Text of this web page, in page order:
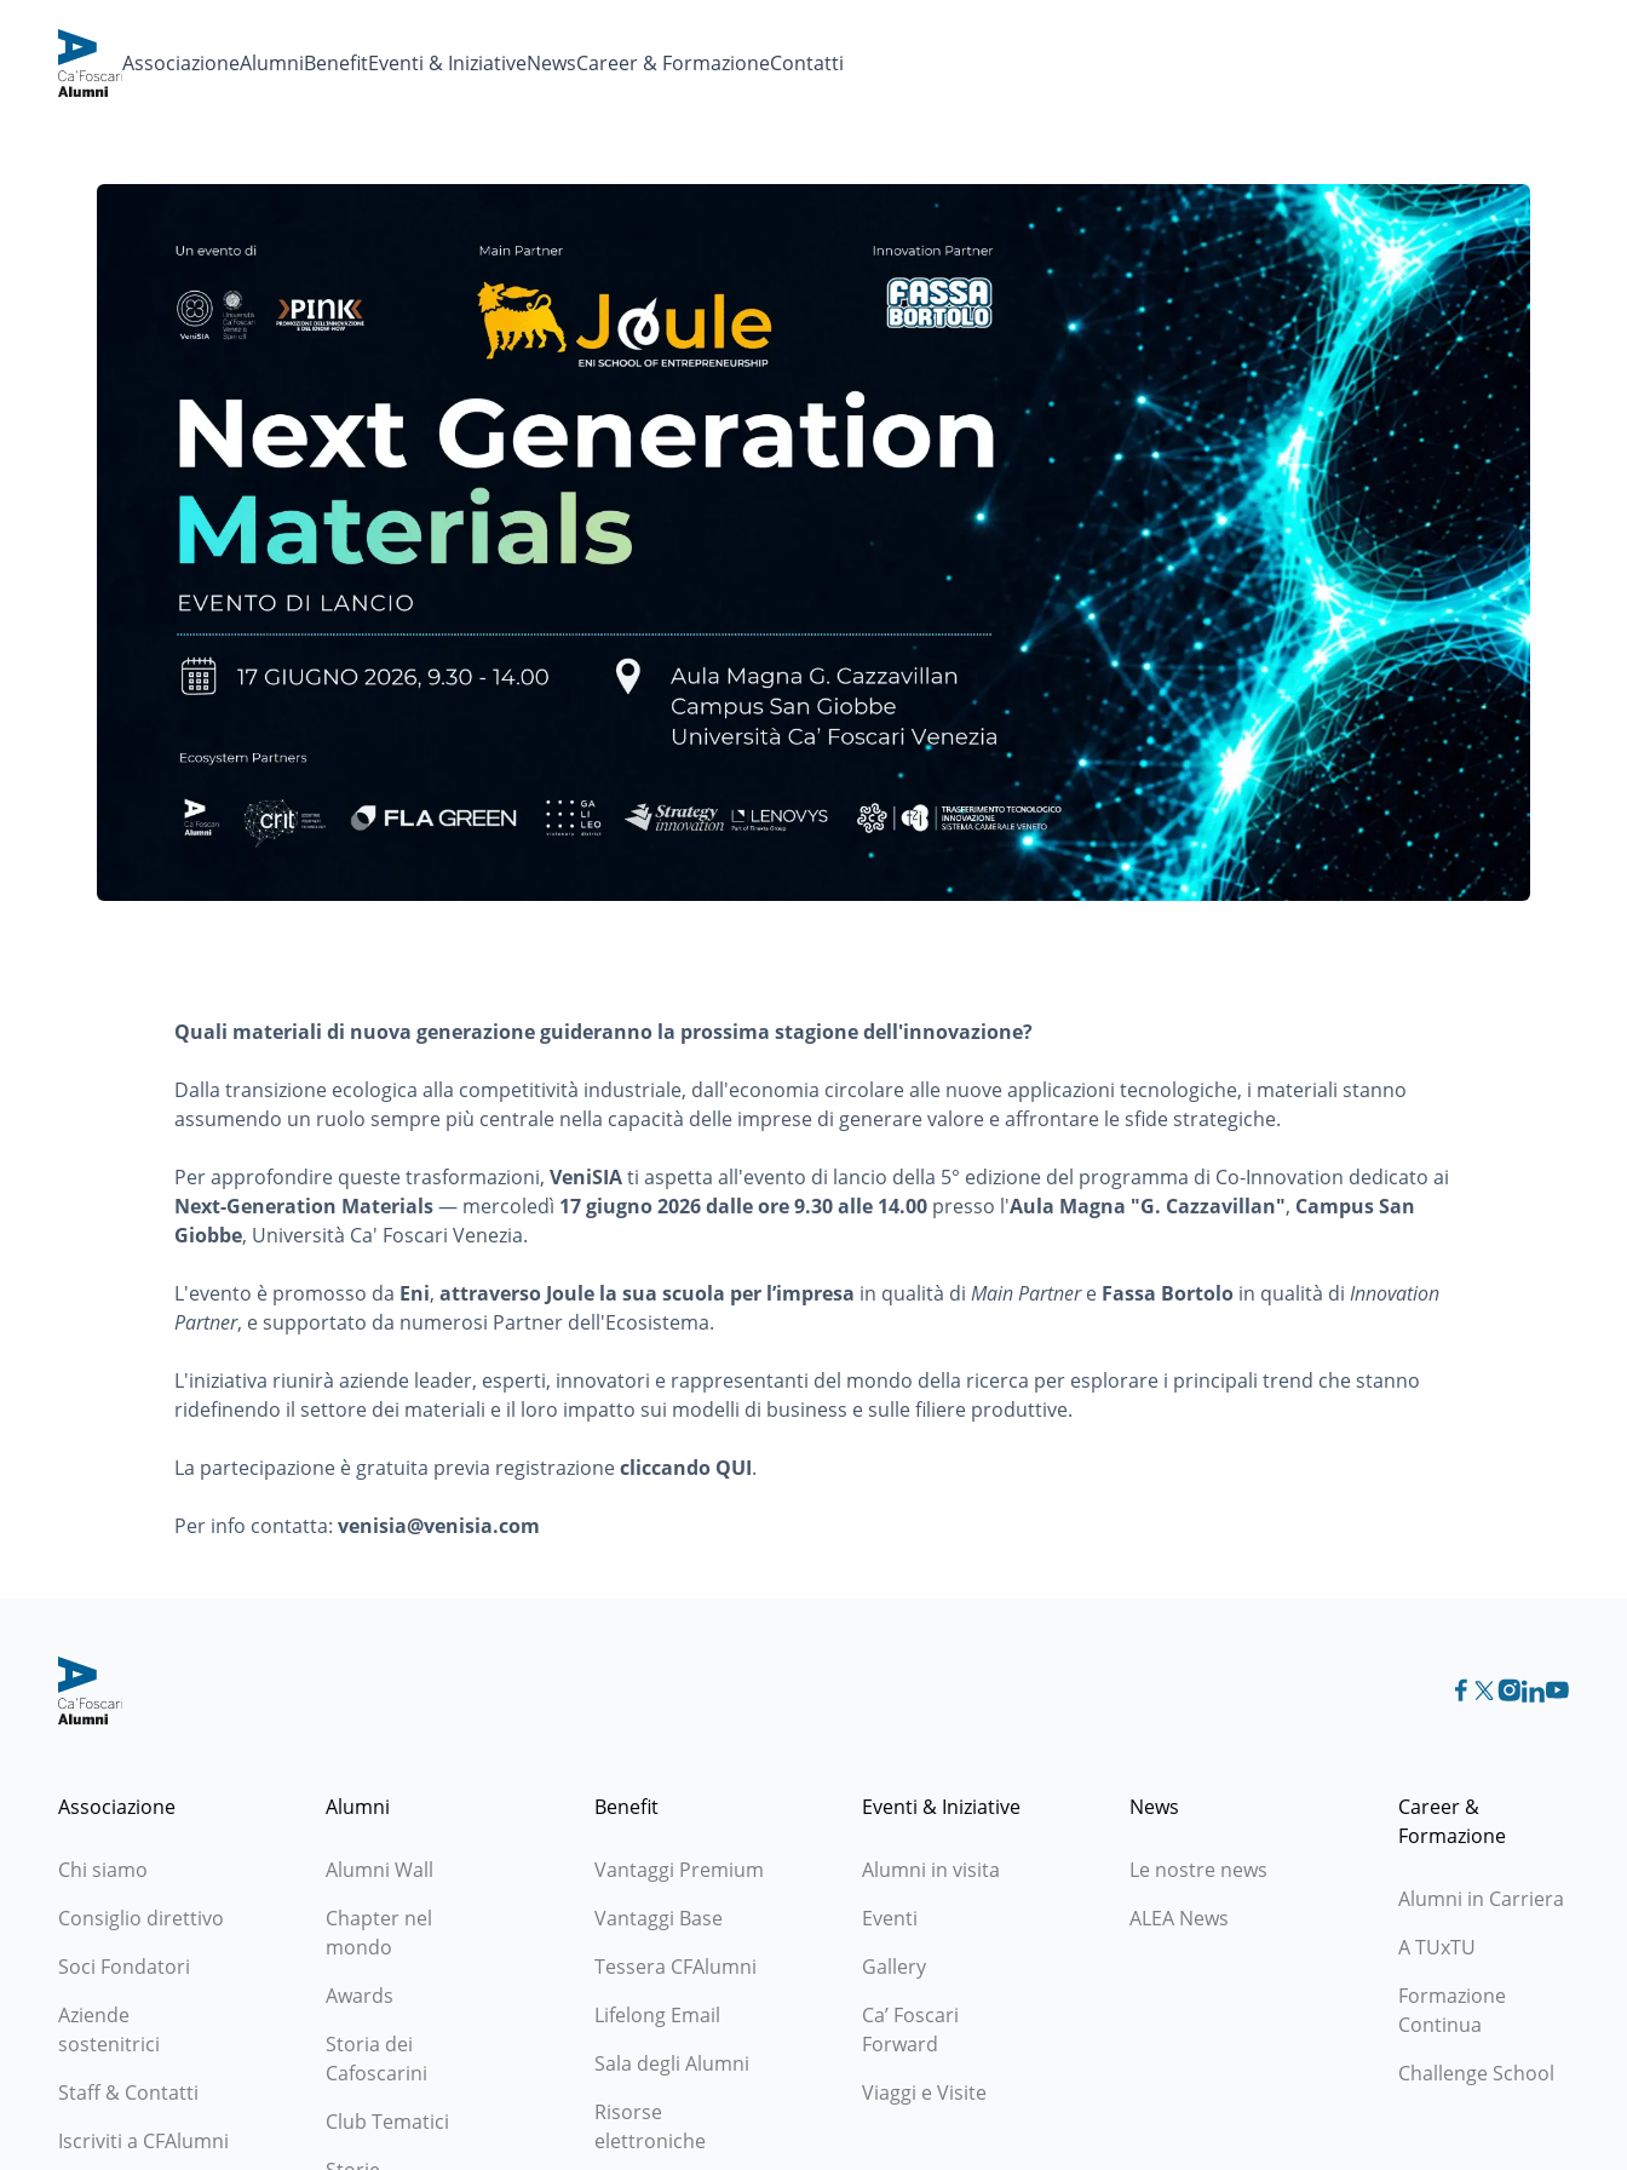
AssociazioneAlumniBenefitEventi & IniziativeNewsCareer & FormazioneContatti
Quali materiali di nuova generazione guideranno la prossima stagione dell'innovazione?
Dalla transizione ecologica alla competitività industriale, dall'economia circolare alle nuove applicazioni tecnologiche, i materiali stanno
assumendo un ruolo sempre più centrale nella capacità delle imprese di generare valore e affrontare le sfide strategiche.
Per approfondire queste trasformazioni, VeniSIAti aspetta all'evento di lancio della 5° edizione del programma di Co-Innovation dedicato ai
Next-Generation Materials— mercoledì 17 giugno 2026 dalle ore 9.30 alle 14.00 presso l'Aula Magna "G. Cazzavillan", Campus San
Giobbe, Università Ca' Foscari Venezia.
L'evento è promosso da Eni, attraverso Joule la sua scuola per l’impresa in qualità di Main Partnere Fassa Bortolo in qualità di Innovation
Partner, e supportato da numerosi Partner dell'Ecosistema.
L'iniziativa riunirà aziende leader, esperti, innovatori e rappresentanti del mondo della ricerca per esplorare i principali trend che stanno
ridefinendo il settore dei materiali e il loro impatto sui modelli di business e sulle filiere produttive.
La partecipazione è gratuita previa registrazionecliccando QUI.
Per info contatta: venisia@venisia.com
Associazione
Chi siamo
Consiglio direttivo
Soci Fondatori
Aziende
sostenitrici
Staff & Contatti
Iscriviti a CFAlumni
Alumni
Alumni Wall
Chapter nel
mondo
Awards
Storia dei
Cafoscarini
Club Tematici
Benefit
Vantaggi Premium
Vantaggi Base
Tessera CFAlumni
Lifelong Email
Sala degli Alumni
Risorse
elettroniche
Eventi & Iniziative
Alumni in visita
Eventi
Gallery
Ca’ Foscari
Forward
Viaggi e Visite
News
Le nostre news
ALEA News
Career &
Formazione
Alumni in Carriera
A TUxTU
Formazione
Continua
Challenge School